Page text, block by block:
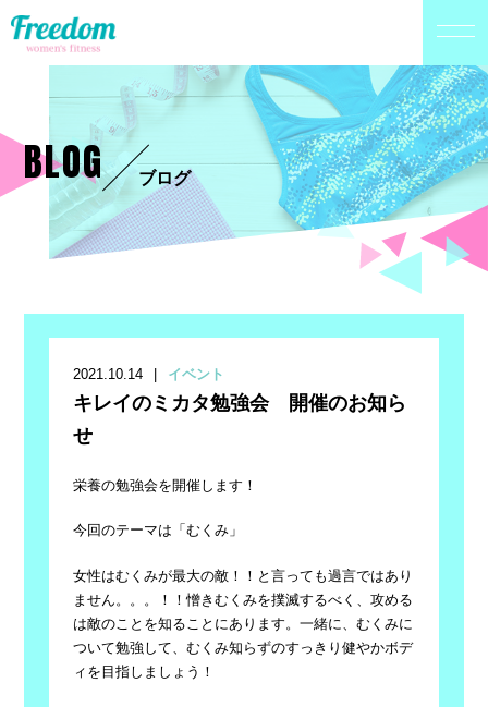
BLOG ブログ
2021.10.14 イベント
キレイのミカタ勉強会 開催のお知ら
せ
栄養の勉強会を開催します！
今回のテーマは「むくみ」
女性はむくみが最大の敵！！と言っても過言ではあり
ません。。。！！憎きむくみを撲滅するべく、攻める
は敵のことを知ることにあります。一緒に、むくみに
ついて勉強して、むくみ知らずのすっきり健やかボデ
ィを目指しましょう！